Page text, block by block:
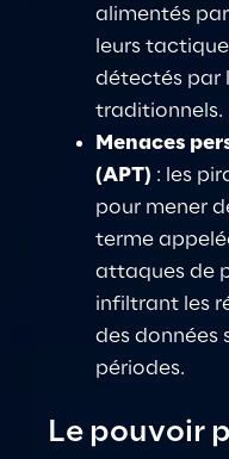
alimentés
leurs
détectés par
traditionnels.
Menaces
(APT) : les
pour mener
terme
attaques de
infiltrant les
des données
périodes.
Le pouvoir